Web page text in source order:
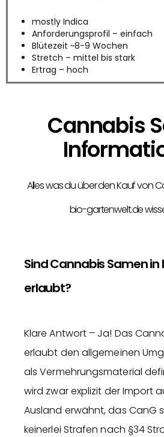
mostly Indica
Anforderungsprofil – einfach
Blütezeit ~8-9 Wochen
Stretch – mittel bis stark
Ertrag – hoch
Cannabis
Alles was du über den Kauf von
bio-gartenwelt.de
Sind Cannabis Samen
erlaubt?
Klare Antwort – Ja! Das
erlaubt den allgemeinen
als Vermehrungsmaterial
wird zwar explizit der Import
Ausland erwähnt, das CanG
keinerlei Strafen nach §34